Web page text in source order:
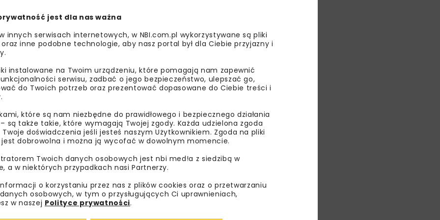
i realizacji inwestycji. Eksperci wskazali również elastyczność
prywatnego jako istotny element debaty. Moderatorem
Maciej Ziomek, Associate Partner i Lider Doradztwa w EY,
zrealizowanego w Polsce projektu PPP, Sławomir Listkiewicz,
SA, Anna Łopaciuk, Manager Departamentu Analiz i Wsparcia
Banków Polskich.
instytucje amerykańskie, w tym Fernanda Ruiz Nunez
Infrastructure Development oraz David Baxter
będą pełnić projekty PPP w planach odbudowy gospodarek
aktualnie etapie projektu „krakowskiego szybkiego tramwaju”.
podpisało z Zakładem Dróg Miasta Krakowa konsorcjum firm
Projekt związany z budową linii tramwajowej w Krakowie jest
Spłata zobowiązań finansowych ma być pokryta ze środków
i środków unijnych z perspektywy 2021-27. W oparciu o krakowskie
takich przedsięwzięć w tym wariancie. W dyskusji weźmie udział
i Łukasz Wypych z firmy Gulermak.
jest dla nas ważna
innych serwisach internetowych, w NBI.com.pl wykorzystywane są pliki
inne podobne technologie, aby nasz portal był dla Ciebie przyjazny i
instalowane na Twoim urządzeniu, które pomagają nam zapewnić
serwisu, zadbać o jego bezpieczeństwo, ulepszać go,
do Twoich potrzeb oraz prezentować dopasowane do Ciebie treści i
które są nam niezbędne do prawidłowego i bezpiecznego działania
są także takie, które wymagają Twojej zgody. Każda udzielona zgoda
doświadczenia jeśli jesteś naszym Użytkownikiem. Zgoda na pliki
dobrowolna i można ją wycofać w dowolnym momencie.
Twoich danych osobowych jest nbi med!a z siedzibą w
a w niektórych przypadkach nasi Partnerzy.
o korzystaniu przez nas z plików cookies oraz o przetwarzaniu
osobowych, w tym o przysługujących Ci uprawnieniach,
w naszej Polityce prywatności.